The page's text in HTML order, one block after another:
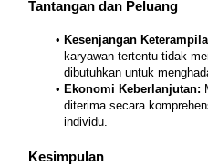
Tantangan dan Peluang
Kesenjangan
karyawan tertentu tidak
dibutuhkan untuk
Ekonomi Keberlanjutan:
diterima secara
individu.
Kesimpulan